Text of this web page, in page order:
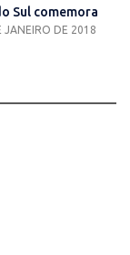
Sul comemora
JANEIRO DE 2018